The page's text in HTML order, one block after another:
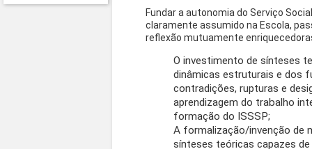
Fundar a autonomia do Serviço
claramente assumido na Escola,
reflexão mutuamente
O investimento de sínteses
dinâmicas estruturais e dos
contradições, rupturas e
aprendizagem do trabalho
formação do ISSSP;
A formalização/invenção de
sínteses teóricas capazes